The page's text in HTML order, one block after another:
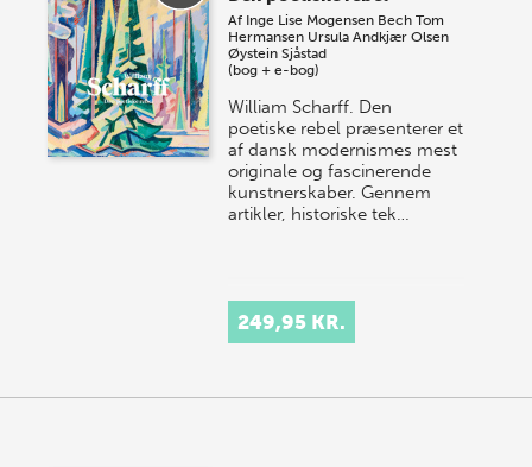
Af Inge Lise Mogensen Bech Tom
Hermansen Ursula Andkjær Olsen
Øystein Sjåstad
(bog + e-bog)
William Scharff. Den
poetiske rebel præsenterer et
af dansk modernismes mest
originale og fascinerende
kunstnerskaber. Gennem
artikler, historiske tek…
249,95 KR.